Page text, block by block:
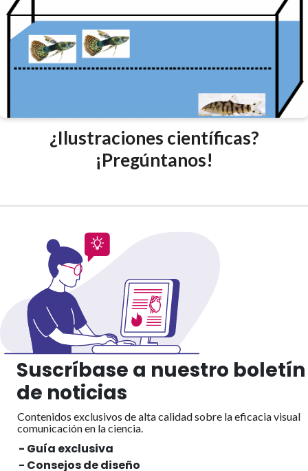
¿Ilustraciones científicas?
¡Pregúntanos!
Suscríbase a nuestro boletín
de noticias
Contenidos exclusivos de alta calidad sobre la eficacia visual
comunicación en la ciencia.
- Guía exclusiva
- Consejos de diseño